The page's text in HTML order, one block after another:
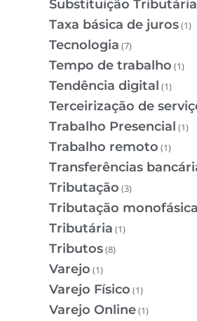
Substituição Tributária
Taxa básica de juros(1)
Tecnologia (7)
Tempo de trabalho (1)
Tendência digital (1)
Terceirização de
Trabalho Presencial (1)
Trabalho remoto (1)
Transferências
Tributação (3)
Tributação monofásica
Tributária (1)
Tributos(8)
Varejo (1)
Varejo Físico (1)
Varejo Online(1)